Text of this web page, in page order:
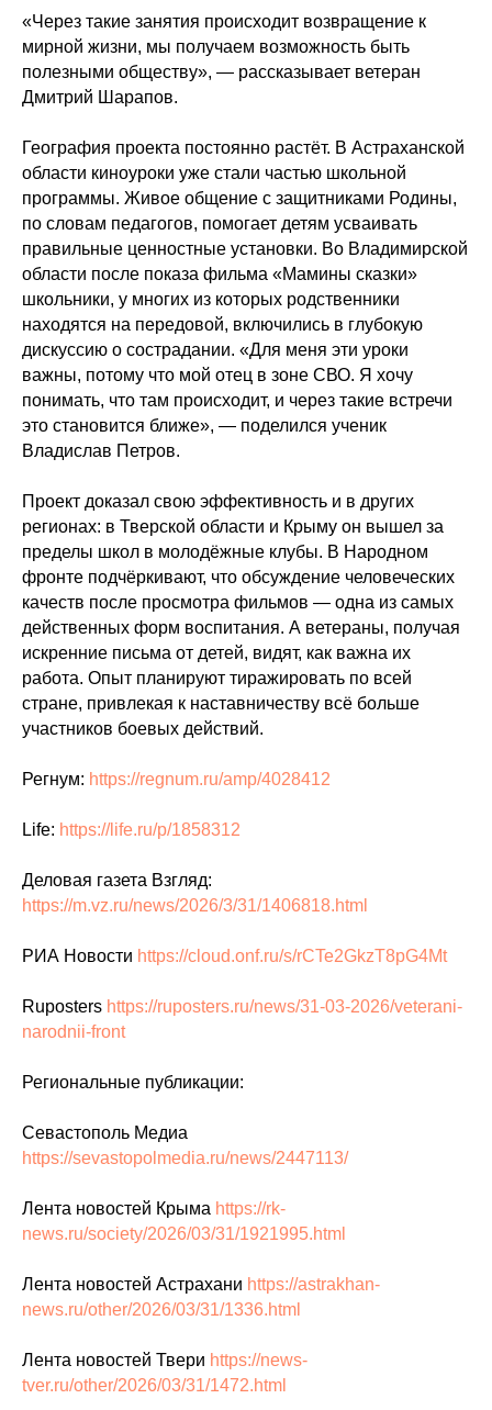
«Через такие занятия происходит возвращение к
мирной жизни, мы получаем возможность быть
полезными обществу», — рассказывает ветеран
Дмитрий Шарапов.
География проекта постоянно растёт. В Астраханской
области киноуроки уже стали частью школьной
программы. Живое общение с защитниками Родины,
по словам педагогов, помогает детям усваивать
правильные ценностные установки. Во Владимирской
области после показа фильма «Мамины сказки»
школьники, у многих из которых родственники
находятся на передовой, включились в глубокую
дискуссию о сострадании. «Для меня эти уроки
важны, потому что мой отец в зоне СВО. Я хочу
понимать, что там происходит, и через такие встречи
это становится ближе», — поделился ученик
Владислав Петров.
Проект доказал свою эффективность и в других
регионах: в Тверской области и Крыму он вышел за
пределы школ в молодёжные клубы. В Народном
фронте подчёркивают, что обсуждение человеческих
качеств после просмотра фильмов — одна из самых
действенных форм воспитания. А ветераны, получая
искренние письма от детей, видят, как важна их
работа. Опыт планируют тиражировать по всей
стране, привлекая к наставничеству всё больше
участников боевых действий.
Регнум: https://regnum.ru/amp/4028412
Life: https://life.ru/p/1858312
Деловая газета Взгляд:
https://m.vz.ru/news/2026/3/31/1406818.html
РИА Новости https://cloud.onf.ru/s/rCTe2GkzT8pG4Mt
Ruposters https://ruposters.ru/news/31-03-2026/veterani-
narodnii-front
Региональные публикации:
Севастополь Медиа
https://sevastopolmedia.ru/news/2447113/
Лента новостей Крыма https://rk-
news.ru/society/2026/03/31/1921995.html
Лента новостей Астрахани https://astrakhan-
news.ru/other/2026/03/31/1336.html
Лента новостей Твери https://news-
tver.ru/other/2026/03/31/1472.html